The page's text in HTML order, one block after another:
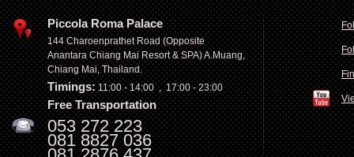
Piccola Roma Palace
144 Charoenprathet Road (Opposite
Anantara Chiang Mai Resort & SPA) A.Muang,
Chiang Mai, Thailand.
Timings:11:00 - 14:00 , 17:00 - 23:00
Free Transportation
053 272 223
081 8827 036